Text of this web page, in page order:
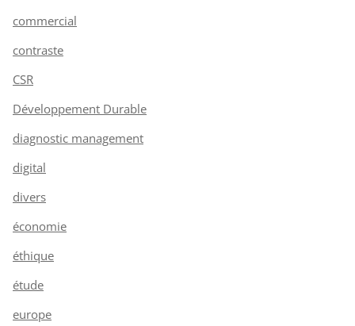
commercial
contraste
CSR
Développement Durable
diagnostic management
digital
divers
économie
éthique
étude
europe